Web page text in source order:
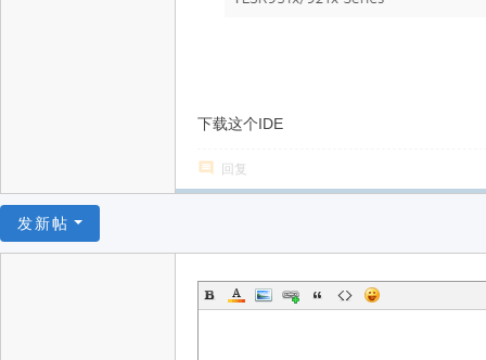
下载这个IDE
回复
发新帖